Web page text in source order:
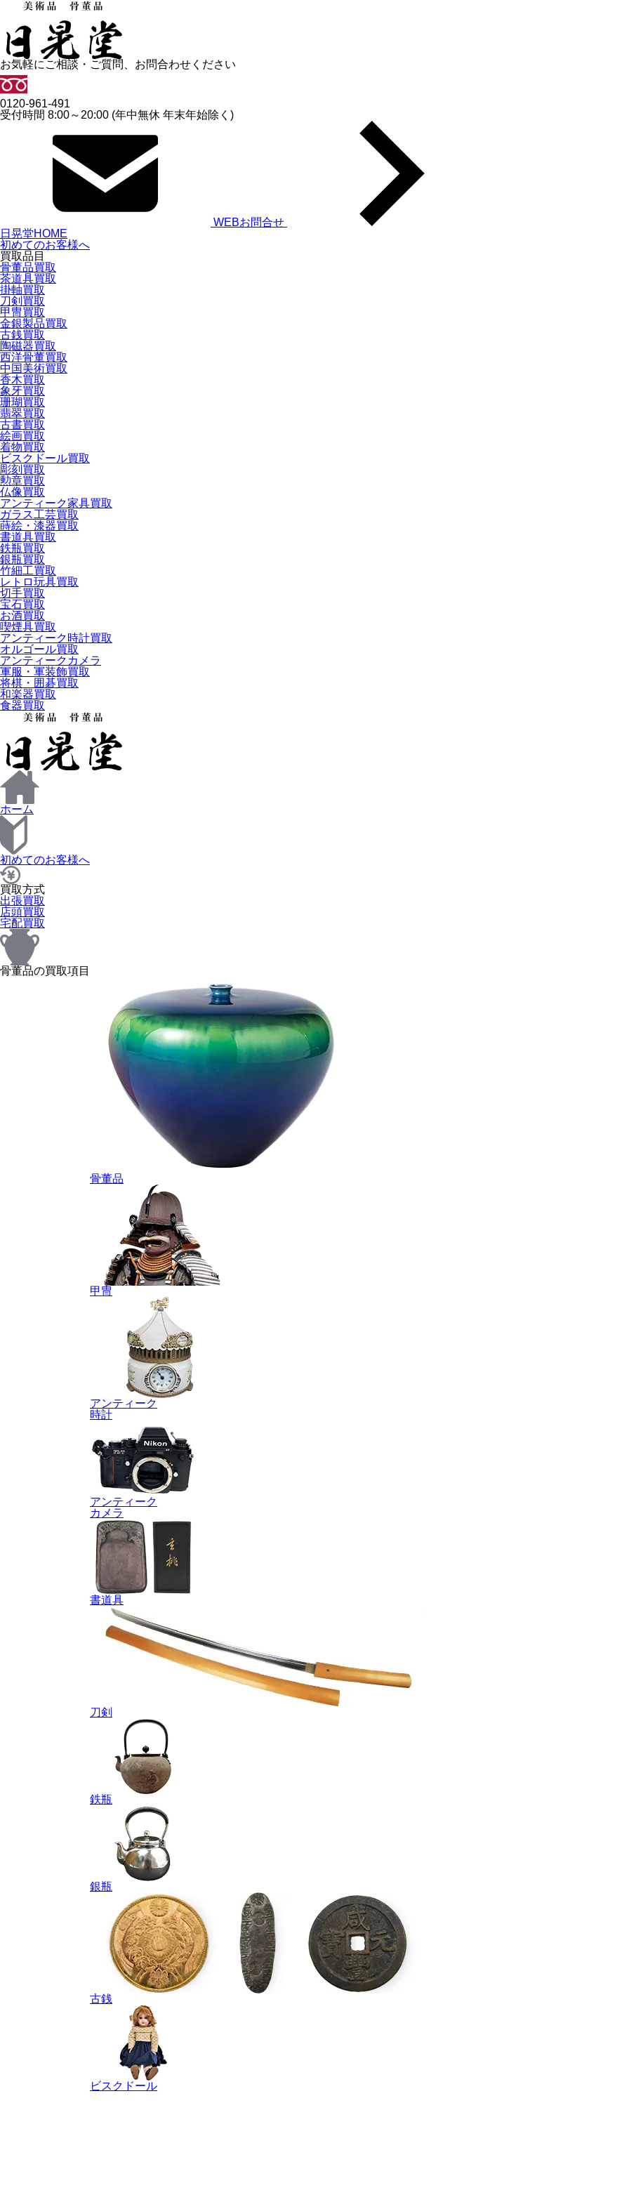
お気軽にご相談・ご質問、お問合わせください
0120-961-491
受付時間 8:00～20:00 (年中無休 年末年始除く)
WEBお問合せ
日晃堂HOME
初めてのお客様へ
買取品目
骨董品買取
茶道具買取
掛軸買取
刀剣買取
甲冑買取
金銀製品買取
古銭買取
陶磁器買取
西洋骨董買取
中国美術買取
香木買取
象牙買取
珊瑚買取
翡翠買取
古書買取
絵画買取
着物買取
ビスクドール買取
彫刻買取
勲章買取
仏像買取
アンティーク家具買取
ガラス工芸買取
蒔絵・漆器買取
書道具買取
鉄瓶買取
銀瓶買取
竹細工買取
レトロ玩具買取
切手買取
宝石買取
お酒買取
喫煙具買取
アンティーク時計買取
オルゴール買取
アンティークカメラ
軍服・軍装飾買取
将棋・囲碁買取
和楽器買取
食器買取
ホーム
初めてのお客様へ
買取方式
出張買取
店頭買取
宅配買取
骨董品の買取項目
骨董品
甲冑
アンティーク
時計
アンティーク
カメラ
書道具
刀剣
鉄瓶
銀瓶
古銭
ビスクドール